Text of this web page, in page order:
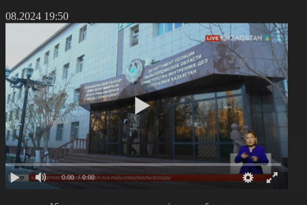
19:50
0:00 / 0:00